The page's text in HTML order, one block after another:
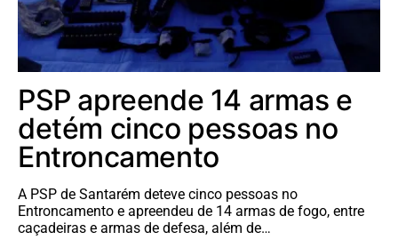
PSP apreende 14 armas e
detém cinco pessoas no
Entroncamento
A PSP de Santarém deteve cinco pessoas no
Entroncamento e apreendeu de 14 armas de fogo, entre
caçadeiras e armas de defesa, além de…